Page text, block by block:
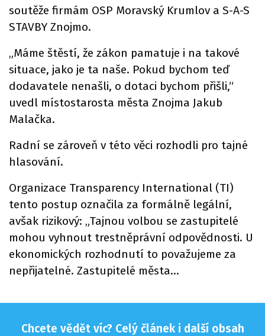
soutěže firmám OSP Moravský Krumlov a S-A-S
STAVBY Znojmo.
„Máme štěstí, že zákon pamatuje i na takové
situace, jako je ta naše. Pokud bychom teď
dodavatele nenašli, o dotaci bychom přišli,“
uvedl místostarosta města Znojma Jakub
Malačka.
Radní se zároveň v této věci rozhodli pro tajné
hlasování.
Organizace Transparency International (TI)
tento postup označila za formálně legální,
avšak rizikový: „Tajnou volbou se zastupitelé
mohou vyhnout trestněprávní odpovědnosti. U
ekonomických rozhodnutí to považujeme za
nepřijatelné. Zastupitelé města…
Chcete vědět víc? Celý článek i další obsah